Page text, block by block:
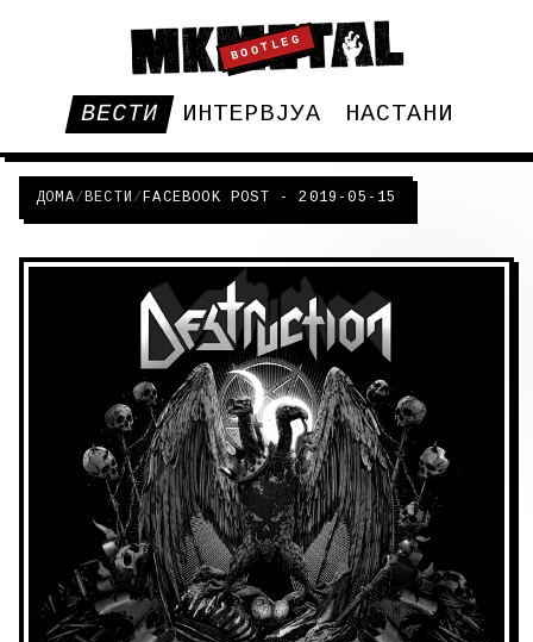
BOOTLEG
ВЕСТИ ИНТЕРВЈУА НАСТАНИ
ДОМА/ВЕСТИ /FACEBOOK POST - 2019-05-15